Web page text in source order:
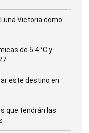
Victoria como
de 5.4 °C y
este destino en
que tendrán las